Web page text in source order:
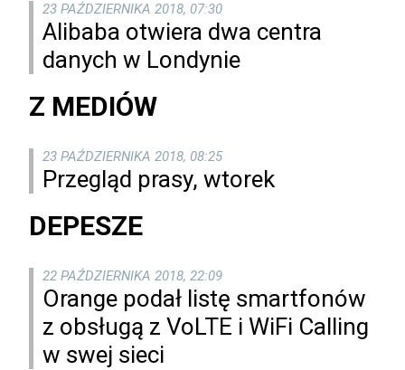
23 PAŹDZIERNIKA 2018, 07:30
Alibaba otwiera dwa centra
danych w Londynie
Z MEDIÓW
23 PAŹDZIERNIKA 2018, 08:25
Przegląd prasy, wtorek
DEPESZE
22 PAŹDZIERNIKA 2018, 22:09
Orange podał listę smartfonów
z obsługą z VoLTE i WiFi Calling
w swej sieci